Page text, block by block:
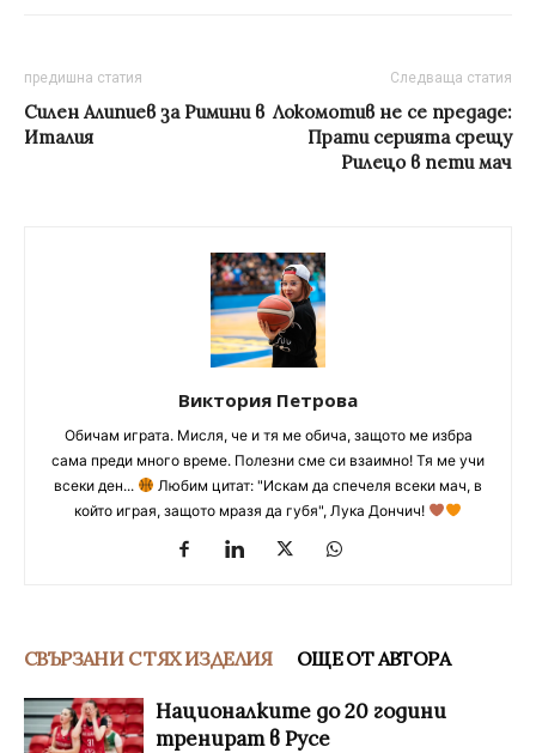
предишна статия
Силен Алипиев за Римини в
Италия
Следваща статия
Локомотив не се предаде:
Прати серията срещу
Рилецо в пети мач
Виктория Петрова
Обичам играта. Мисля, че и тя ме обича, защото ме избра
сама преди много време. Полезни сме си взаимно! Тя ме учи
всеки ден...
Любим цитат: "Искам да спечеля всеки мач, в
който играя, защото мразя да губя", Лука Дончич!
СВЪРЗАНИ С ТЯХ ИЗДЕЛИЯ ОЩЕ ОТ АВТОРА
Националките до 20 години
тренират в Русе